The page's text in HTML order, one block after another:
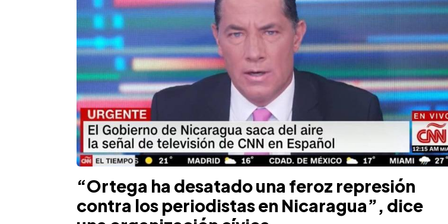
“Ortega ha desatado una feroz represión
contra los periodistas en Nicaragua”, dice